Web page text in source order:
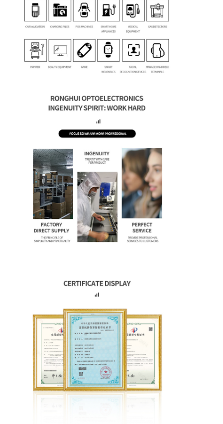
Quadratischer LCD-Display
Rundes LCD-Display
E-Tinte Epaper-Anzeige
TFT-LCD-Kapazitäts-Touchscreen
TFT-LCD-Touchscreen mit Resistenz
TFT-LCD-Display
TFT-LCD-Display
Industrieller LCD-Monitor
Kleines Tft-Display
amoled Anzeige